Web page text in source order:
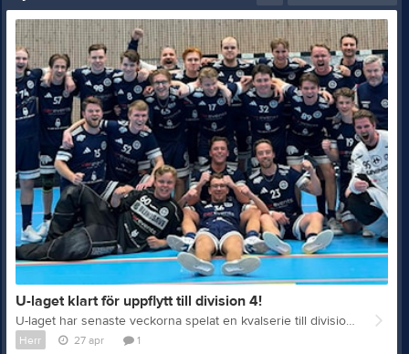
U-laget klart för uppflytt till division 4!
U-laget har senaste veckorna spelat en kvalserie till division 4. Efter förlust i första matchen och seger i den andra, så stod det klart att det behövdes minst en poäng i avlutningsmatchen hemma mot Fyris Nabla. Och visst gick det vägen, seger 7-4 och det blir division 4 spel nästa säsong. Innan dess hade ju även A-laget säkrat nytt kontakt i division 2 till nästa säsong, detta efter en stark avslutning på säsongen! Så herrlagen summerar säsongen med att vi når våra tuffa uppsatta sportsliga mål, med spel i H2 och H4 säsongen 2026/2027! Häftigt!
Herr 27 apr 1